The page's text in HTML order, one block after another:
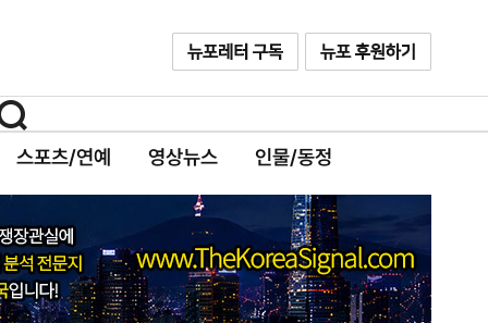
스포츠/연예 영상뉴스 인물/동정